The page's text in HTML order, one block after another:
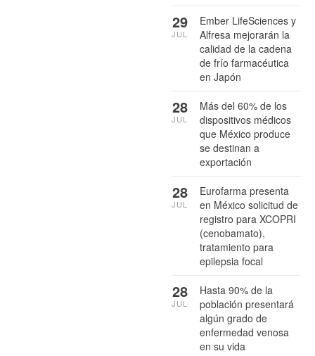
Ember LifeSciences y
Alfresa mejorarán la
calidad de la cadena
de frío farmacéutica
en Japón
29
JUL
Más del 60% de los
dispositivos médicos
que México produce
se destinan a
exportación
28
JUL
Eurofarma presenta
en México solicitud de
registro para XCOPRI
(cenobamato),
tratamiento para
epilepsia focal
28
JUL
Hasta 90% de la
población presentará
algún grado de
enfermedad venosa
en su vida
28
JUL